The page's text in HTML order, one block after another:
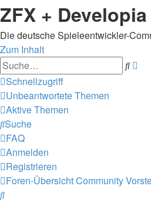
ZFX + Developia
Die deutsche Spieleentwickler-
Zum Inhalt
Suche
Schnellzugriff
Unbeantwortete Themen
Aktive Themen
Suche
FAQ
Anmelden
Registrieren
Foren-ÜbersichtCommunity
Suche